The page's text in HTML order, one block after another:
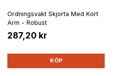
Ordningsvakt Skjorta Med Kort
Ärm - Robust
287,20 kr
KÖP